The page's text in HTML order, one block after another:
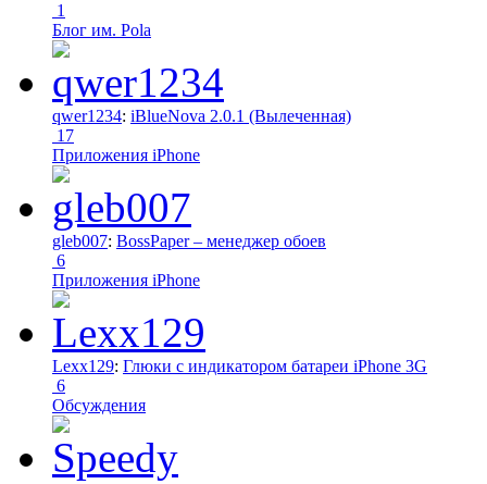
1
Блог им. Pola
qwer1234: iBlueNova 2.0.1 (Вылеченная)
17
Приложения iPhone
gleb007: BossPaper – менеджер обоев
6
Приложения iPhone
Lexx129: Глюки с индикатором батареи iPhone 3G
6
Обсуждения